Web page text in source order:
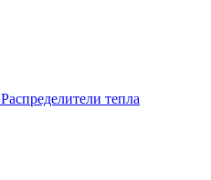
Распределители тепла